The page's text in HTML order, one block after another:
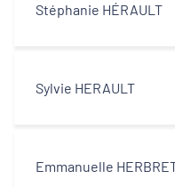
Stéphanie HÉRAULT
Sylvie HERAULT
Emmanuelle